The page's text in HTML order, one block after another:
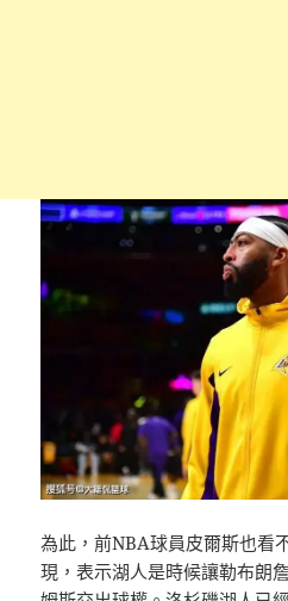
為此，前NBA球員皮爾斯也看
現，表示湖人是時候讓勒布朗